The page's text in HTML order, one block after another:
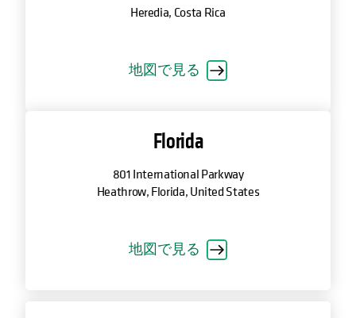
Heredia, Costa Rica
地図で見る
Florida
801 International Parkway
Heathrow, Florida, United States
地図で見る